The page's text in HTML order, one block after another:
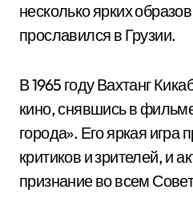
несколько ярких
прославился в Грузии.
В 1965 году Вахтанг
кино, снявшись в
города». Его яркая
критиков и зрителей, и
признание во всем